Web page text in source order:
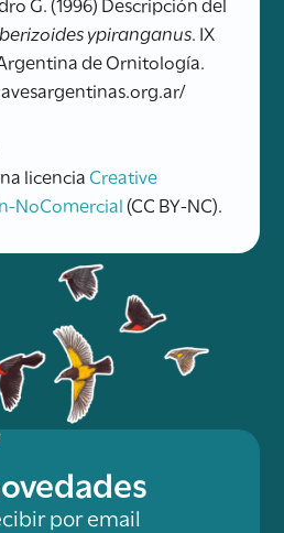
ypiranganus . IX
de Ornitología.
licencia Creative
NoComercial(CC BY-NC).
por email